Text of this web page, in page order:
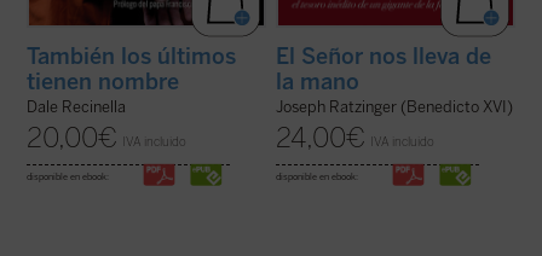
También los últimos
tienen nombre
Dale Recinella
20,00€ IVA incluido
disponible en ebook:
El Señor nos lleva de
la mano
Joseph Ratzinger (Benedicto XVI)
24,00€ IVA incluido
disponible en ebook: